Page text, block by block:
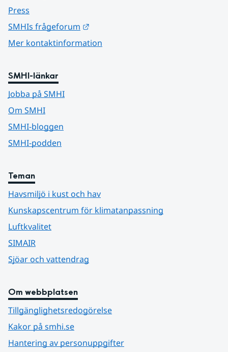
Press
SMHIs frågeforum
Mer kontaktinformation
SMHI-länkar
Jobba på SMHI
Om SMHI
SMHI-bloggen
SMHI-podden
Teman
Havsmiljö i kust och hav
Kunskapscentrum för klimatanpassning
Luftkvalitet
SIMAIR
Sjöar och vattendrag
Om webbplatsen
Tillgänglighetsredogörelse
Kakor på smhi.se
Hantering av personuppgifter